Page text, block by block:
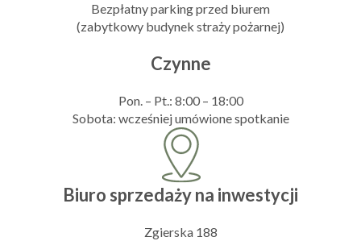
Bezpłatny parking przed biurem
(zabytkowy budynek straży pożarnej)
Czynne
Pon. – Pt.: 8:00 – 18:00
Sobota: wcześniej umówione spotkanie
Biuro sprzedaży na inwestycji
Zgierska 188